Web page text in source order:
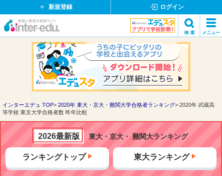
新規登録 ログイン
イ
ド
ッ
ト
検 索 メニュー
検索
インターエデュ TOP 2020年 東大・京大・難関大学合格者ランキング
2020年 武蔵高
等学校 東京大学合格者数 昨年比較
2026最新版 東大・京大・ 難関大ランキング
ランキングトップ 東大ランキング